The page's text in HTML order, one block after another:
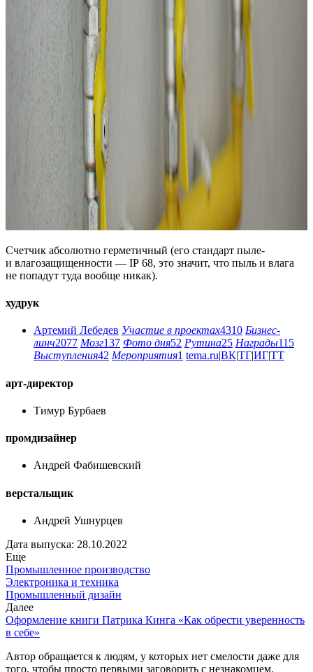
Счетчик абсолютно герметичный (его стандарт пыле-
и влагозащищенности — IP 68, это значит, что пыль и влага
не попадут туда вообще никак).
худрук
Артемий Лебедев Участие в проектах4310 Бизнес-
линч2077 Мозг137 Фото дня52 Рутина25 Награды115
Выступления42 Мероприятия1 tema.ru|ВК|ТГ|ИГ|ТТ
арт-директор
Тимур Бурбаев
промдизайнер
Андрей Фабишевский
верстальщик
Андрей Ушнурцев
Дата выпуска: 28.10.2022
Еще
Промышленное производство
Электроника и техника
Промышленный дизайн
Далее
Оформление книги Патрика Кинга «Как обрести уверенность
в себе»
Автор обращается к людям, у которых нет смелости даже для
того, чтобы просто первыми заговорить с незнакомцем.